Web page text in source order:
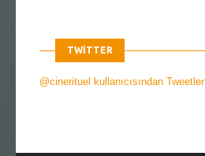
TWITTER
@cinerituel kullanıcısından Tweetler